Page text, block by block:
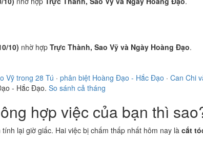
10) nhờ hợp Trực Thành, Sao Vỹ và Ngày Hoàng Đạo.
Vỹ trong 28 Tú · phân biệt Hoàng Đạo - Hắc Đạo · Can Chi
- Hắc Đạo. So sánh cả tháng
hợp việc của bạn thì
lại giờ giấc. Hai việc bị chấm thấp nhất hôm nay là cắt